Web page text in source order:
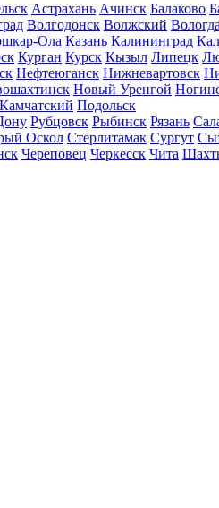
Астрахань Ачинск Балаково
Волгодонск Волжский Вологда
Ола Казань Калининград
Курган Курск Кызыл Липецк
Нефтеюганск Нижневартовск
Новый Уренгой
Подольск
Рубцовск Рыбинск Рязань
Оскол Стерлитамак Сургут
Череповец Черкесск Чита